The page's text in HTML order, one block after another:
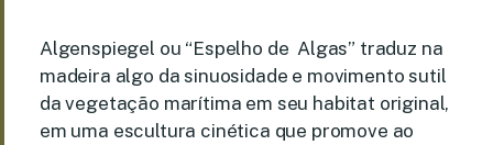
Algenspiegel ou “Espelho de Algas” traduz na
madeira algo da sinuosidade e movimento sutil
da vegetação marítima em seu habitat original,
em uma escultura cinética que promove ao